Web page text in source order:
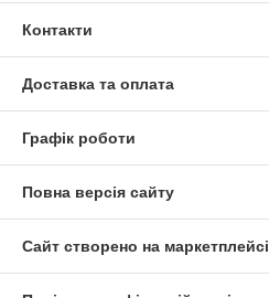
Контакти
Доставка та оплата
Графік роботи
Повна версія сайту
Сайт створено на маркетплейсі